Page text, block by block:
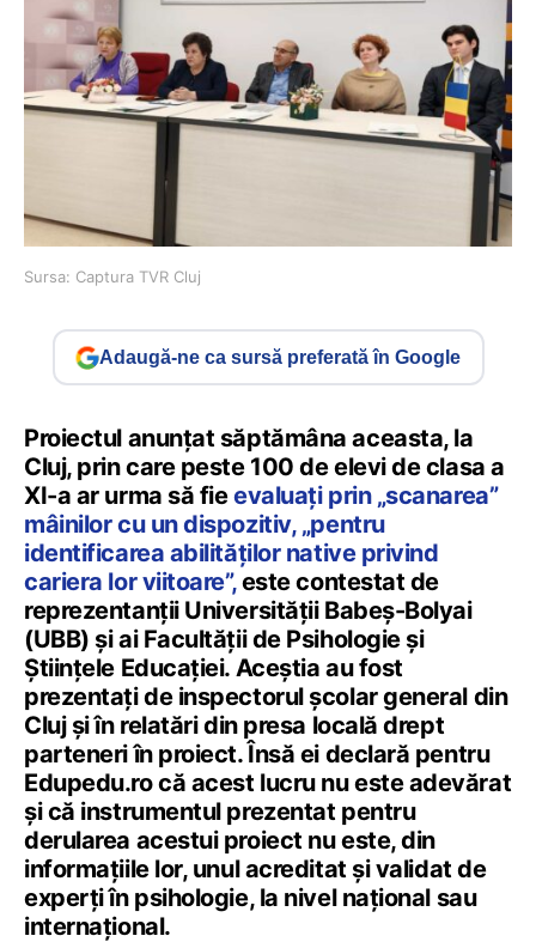
Sursa: Captura TVR Cluj
Adaugă-ne ca sursă preferată în Google
Proiectul anunțat săptămâna aceasta, la
Cluj, prin care peste 100 de elevi de clasa a
XI-a ar urma să fieevaluați prin „scanarea”
mâinilor cu un dispozitiv, „pentru
identificarea abilităților native privind
cariera lor viitoare”,este contestat de
reprezentanții Universității Babeș-Bolyai
(UBB) și ai Facultății de Psihologie și
Științele Educației. Aceștia au fost
prezentați de inspectorul școlar general din
Cluj și în relatări din presa locală drept
parteneri în proiect. Însă ei declară pentru
Edupedu.ro că acest lucru nu este adevărat
și că instrumentul prezentat pentru
derularea acestui proiect nu este, din
informațiile lor, unul acreditat și validat de
experți în psihologie, la nivel național sau
internațional.